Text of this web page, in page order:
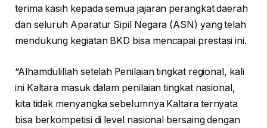
terima kasih kepada semua jajaran perangkat daerah
dan seluruh Aparatur Sipil Negara (ASN) yang telah
mendukung kegiatan BKD bisa mencapai prestasi ini.
“Alhamdulillah setelah Penilaian tingkat regional, kali
ini Kaltara masuk dalam penilaian tingkat nasional,
kita tidak menyangka sebelumnya Kaltara ternyata
bisa berkompetisi di level nasional bersaing dengan